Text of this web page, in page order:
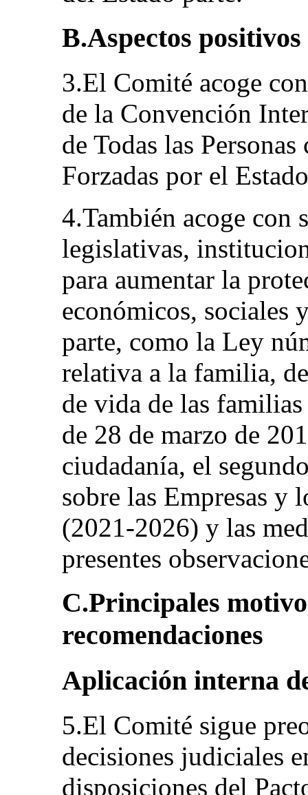
B.Aspectos positivos
3.El Comité acoge
de la Convención
de Todas las
Forzadas por el
4.También acoge con
legislativas,
para aumentar la
económicos, sociales
parte, como la Ley
relativa a la familia,
de vida de las
de 28 de marzo de
ciudadanía, el
sobre las Empresas y
(2021-2026) y las
presentes
C.Principales
recomendaciones
Aplicación interna
5.El Comité sigue
decisiones judiciales
disposiciones del